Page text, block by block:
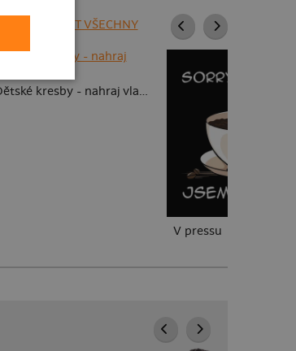
ZOBRAZIT VŠECHNY
Dětské kresby - nahraj vlastní
V pressu